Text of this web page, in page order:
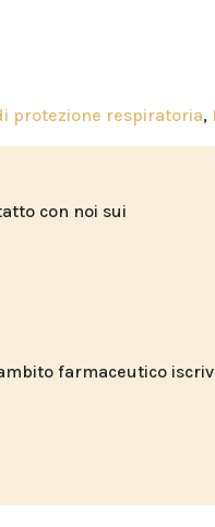
protezione respiratoria,
con noi sui
farmaceutico